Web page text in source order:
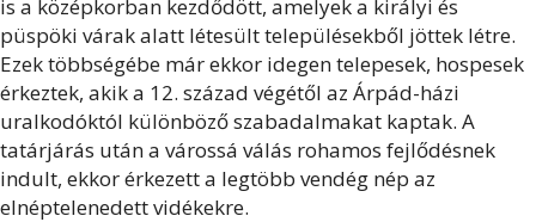
is a középkorban kezdődött, amelyek a királyi és
püspöki várak alatt létesült településekből jöttek létre.
Ezek többségébe már ekkor idegen telepesek, hospesek
érkeztek, akik a 12. század végétől az Árpád-házi
uralkodóktól különböző szabadalmakat kaptak. A
tatárjárás után a várossá válás rohamos fejlődésnek
indult, ekkor érkezett a legtöbb vendég nép az
elnéptelenedett vidékekre.